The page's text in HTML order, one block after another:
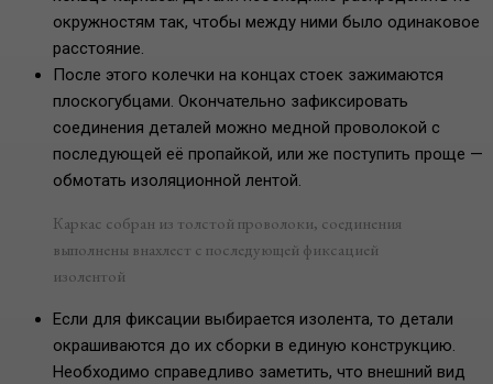
окружностям так, чтобы между ними было одинаковое
расстояние.
После этого колечки на концах стоек зажимаются
плоскогубцами. Окончательно зафиксировать
соединения деталей можно медной проволокой с
последующей её пропайкой, или же поступить проще —
обмотать изоляционной лентой.
Каркас собран из толстой проволоки, соединения
выполнены внахлест с последующей фиксацией
изолентой
Если для фиксации выбирается изолента, то детали
окрашиваются до их сборки в единую конструкцию.
Необходимо справедливо заметить, что внешний вид